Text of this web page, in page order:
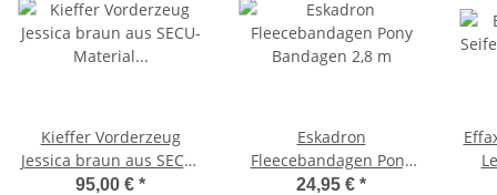
Kieffer Vorderzeug
Jessica braun aus SECU-
Material Größe Vollblut
95,00 € *
Eskadron
Fleecebandagen Pony
Bandagen 2,8 m
24,95 € *